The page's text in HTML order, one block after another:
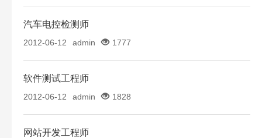
汽车电控检测师
2012-06-12 admin 1777
软件测试工程师
2012-06-12 admin 1828
网站开发工程师